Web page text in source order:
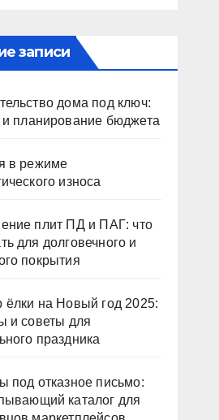
записи
дома под ключ:
планирование бюджета
в режиме
износа
плит ПД и ПАГ: что
для долговечного и
покрытия
ёлки на Новый год 2025:
и советы для
праздника
под отказное письмо:
каталог для